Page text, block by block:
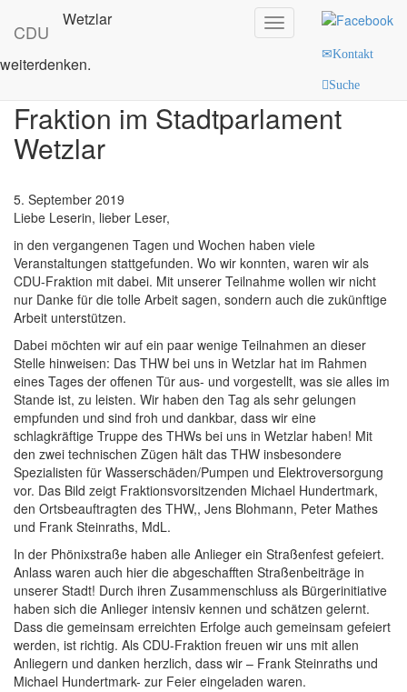
zur Hauptnavigation
zur Seitenübersicht im Seiten-
Footer
CDU
Wetzlar
weiterdenken. Kontakt
Suche
Toggle
navigation
zurück zu Hauptnavigation
zur Seitenübersicht im Seiten-
Fraktion im Stadtparlament
Wetzlar
5. September 2019
Liebe Leserin, lieber Leser,
in den vergangenen Tagen und Wochen haben viele
Veranstaltungen stattgefunden. Wo wir konnten, waren wir als
CDU-Fraktion mit dabei. Mit unserer Teilnahme wollen wir nicht
nur Danke für die tolle Arbeit sagen, sondern auch die zukünftige
Arbeit unterstützen.
Dabei möchten wir auf ein paar wenige Teilnahmen an dieser
Stelle hinweisen: Das THW bei uns in Wetzlar hat im Rahmen
eines Tages der offenen Tür aus- und vorgestellt, was sie alles im
Stande ist, zu leisten. Wir haben den Tag als sehr gelungen
empfunden und sind froh und dankbar, dass wir eine
schlagkräftige Truppe des THWs bei uns in Wetzlar haben! Mit
den zwei technischen Zügen hält das THW insbesondere
Spezialisten für Wasserschäden/Pumpen und Elektroversorgung
vor. Das Bild zeigt Fraktionsvorsitzenden Michael Hundertmark,
den Ortsbeauftragten des THW,, Jens Blohmann, Peter Mathes
und Frank Steinraths, MdL.
In der Phönixstraße haben alle Anlieger ein Straßenfest gefeiert.
Anlass waren auch hier die abgeschafften Straßenbeiträge in
unserer Stadt! Durch ihren Zusammenschluss als Bürgerinitiative
haben sich die Anlieger intensiv kennen und schätzen gelernt.
Dass die gemeinsam erreichten Erfolge auch gemeinsam gefeiert
werden, ist richtig. Als CDU-Fraktion freuen wir uns mit allen
Anliegern und danken herzlich, dass wir – Frank Steinraths und
Michael Hundertmark- zur Feier eingeladen waren.